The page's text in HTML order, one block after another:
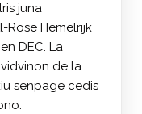
juna
Rose Hemelrijk
DEC. La
de la
senpage cedis